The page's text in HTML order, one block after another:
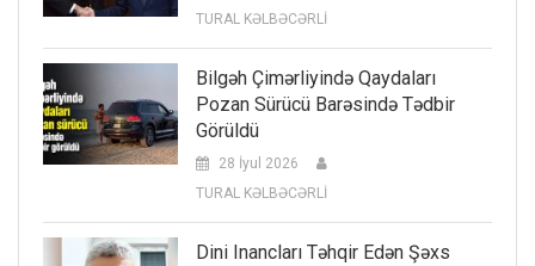
TURAL KƏLBƏCƏRLİ
Bilgəh Çimərliyində Qaydaları
Pozan Sürücü Barəsində Tədbir
Görüldü
28 İyul 2026
TURAL KƏLBƏCƏRLİ
Dini Inancları Təhqir Edən Şəxs